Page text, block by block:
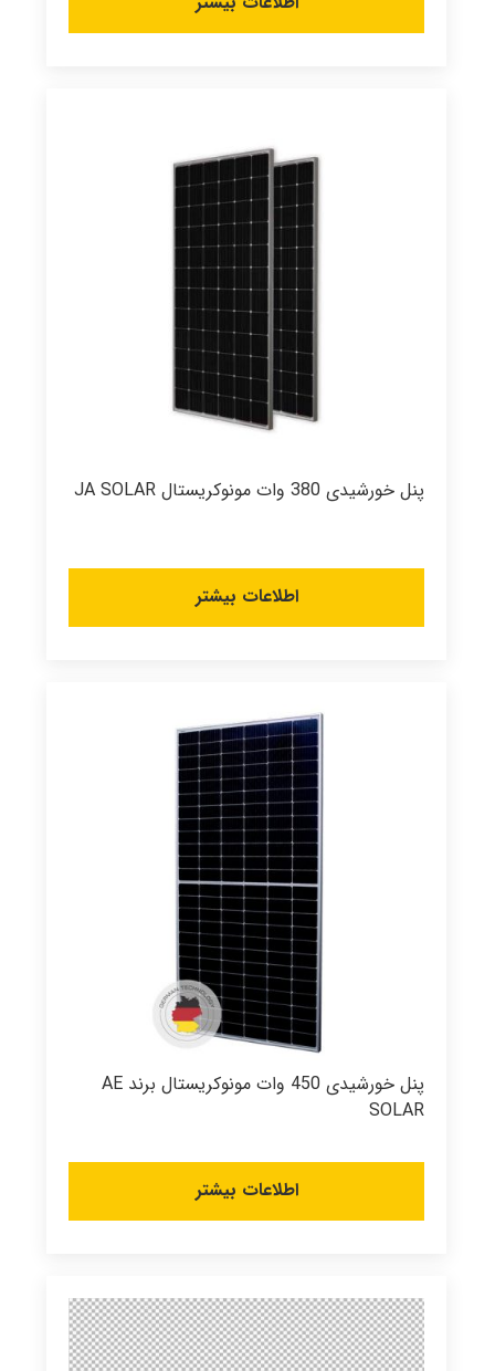
پنل خورشیدی 380 وات مونوکریستال JA SOLAR
اطلاعات بیشتر
پنل خورشیدی 450 وات مونوکریستال برند AE
SOLAR
اطلاعات بیشتر